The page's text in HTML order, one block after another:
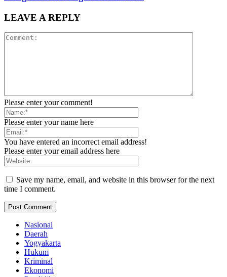
LEAVE A REPLY
Please enter your comment!
Please enter your name here
You have entered an incorrect email address!
Please enter your email address here
Save my name, email, and website in this browser for the next
time I comment.
Nasional
Daerah
Yogyakarta
Hukum
Kriminal
Ekonomi